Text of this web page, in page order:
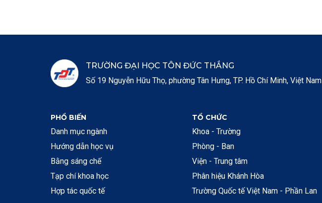
TRƯỜNG ĐẠI HỌC TÔN ĐỨC THẮNG
Số 19 Nguyễn Hữu Thọ, phường Tân Hưng, TP. Hồ Chí Minh, Việt Nam
PHỔ BIẾN
Danh mục ngành
Hướng dẫn học vụ
Bằng sáng chế
Tạp chí khoa học
Hợp tác quốc tế
TỔ CHỨC
Khoa - Trường
Phòng - Ban
Viện - Trung tâm
Phân hiệu Khánh Hòa
Trường Quốc tế Việt Nam - Phần Lan